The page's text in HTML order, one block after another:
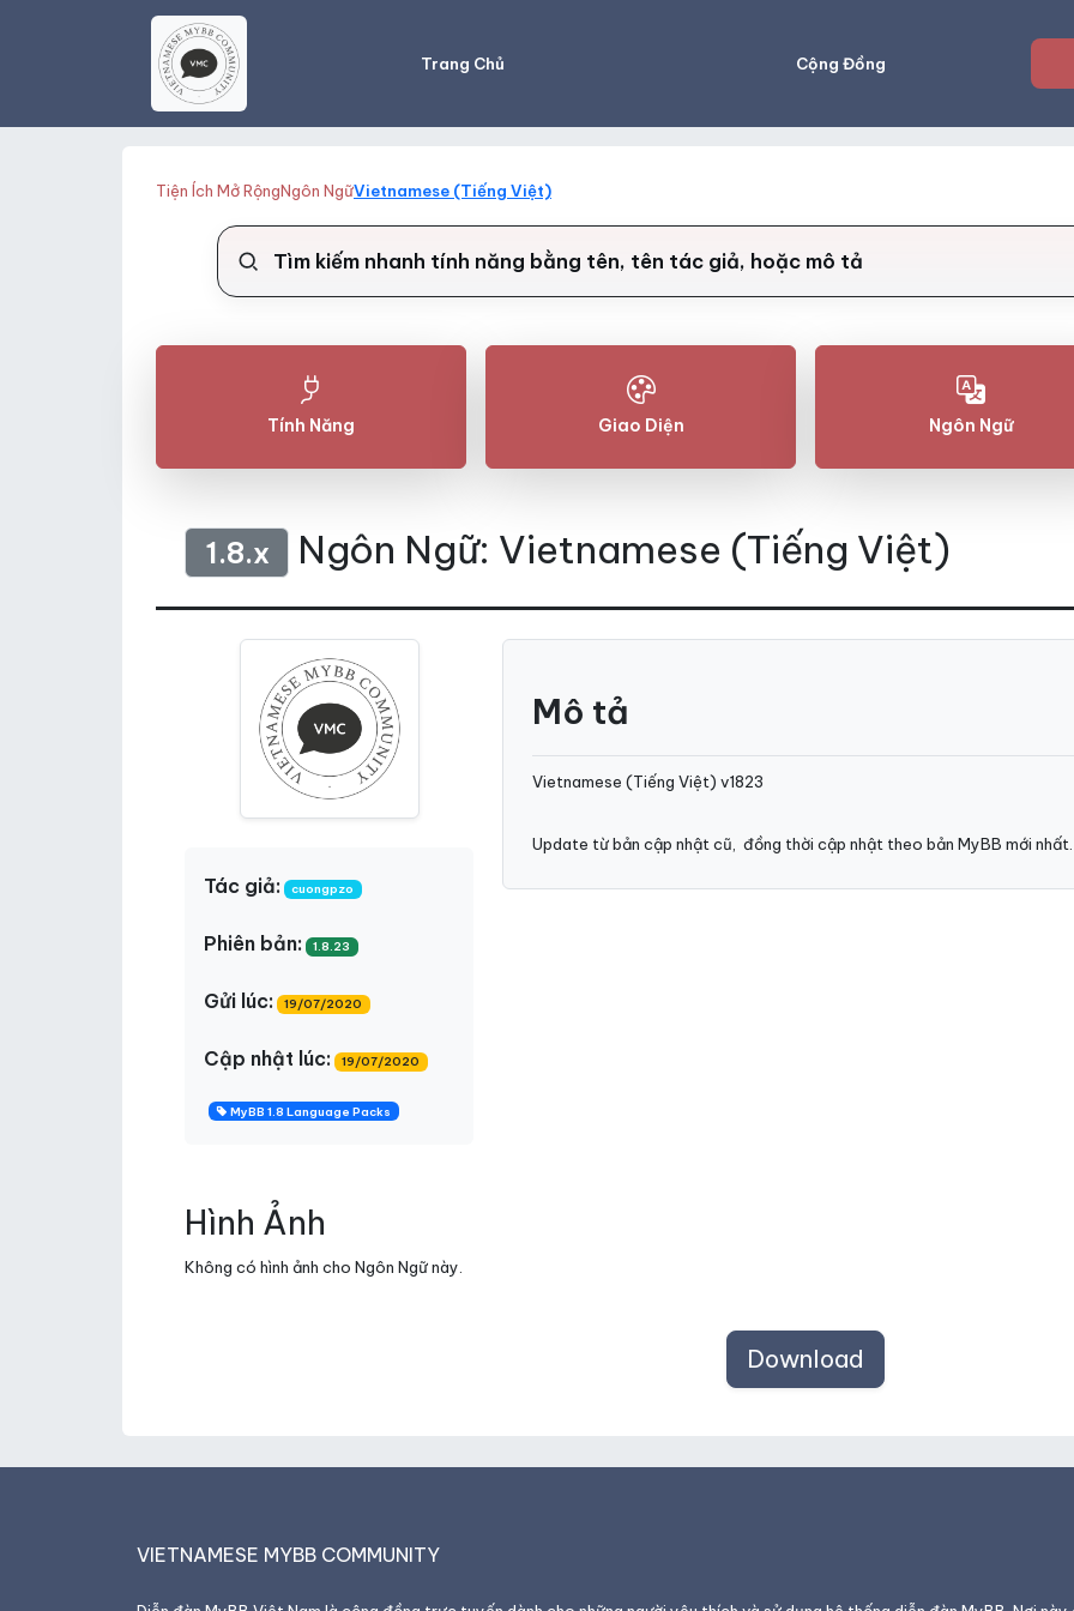
Trang Chủ Cộng Đồng
Tiện Ích Mở RộngNgôn NgữVietnamese (Tiếng Việt)
Tính Năng Giao Diện Ngôn Ngữ
1.8.x Ngôn Ngữ: Vietnamese (Tiếng Việt)
Tác giả: cuongpzo
Phiên bản: 1.8.23
Gửi lúc: 19/07/2020
Cập nhật lúc: 19/07/2020
MyBB 1.8 Language Packs
Mô tả
Vietnamese (Tiếng Việt) v1823
Update từ bản cập nhật cũ, đồng thời cập nhật theo bản MyBB mới nhất.
Hình Ảnh
Không có hình ảnh cho Ngôn Ngữ này.
Download
VIETNAMESE MYBB COMMUNITY